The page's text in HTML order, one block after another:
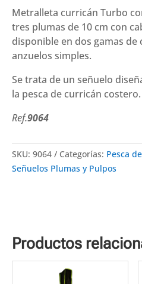
cantidad
Metralleta curricán Turbo
tres plumas de 10 cm con
disponible en dos gamas
anzuelos simples.
Se trata de un señuelo
la pesca de curricán costero.
Ref.9064
SKU: 9064 Categorías: Pesca
Señuelos Plumas y Pulpos
Productos